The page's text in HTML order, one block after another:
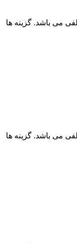
می باشد. گزینه ها
می باشد. گزینه ها